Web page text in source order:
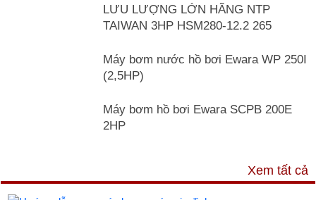
LƯU LƯỢNG LỚN HÃNG NTP
TAIWAN 3HP HSM280-12.2 265
Máy bơm nước hồ bơi Ewara WP 250I
(2,5HP)
Máy bơm hồ bơi Ewara SCPB 200E
2HP
Xem tất cả